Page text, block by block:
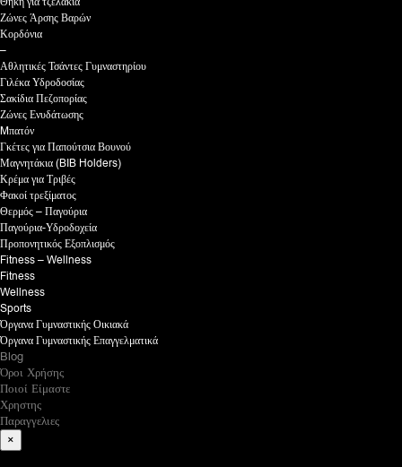
Ζώνες Άρσης Βαρών
Κορδόνια
–
Αθλητικές Τσάντες Γυμναστηρίου
Γιλέκα Υδροδοσίας
Σακίδια Πεζοπορίας
Ζώνες Ενυδάτωσης
Mπατόν
Γκέτες για Παπούτσια Βουνού
Μαγνητάκια (BIB Holders)
Κρέμα για Τριβές
Φακοί τρεξίματος
Θερμός – Παγούρια
Παγούρια-Υδροδοχεία
Προπονητικός Εξοπλισμός
Fitness – Wellness
Fitness
Wellness
Sports
Όργανα Γυμναστικής Οικιακά
Όργανα Γυμναστικής Επαγγελματικά
Blog
Όροι Χρήσης
Ποιοί Είμαστε
Χρηστης
Παραγγελιες
×